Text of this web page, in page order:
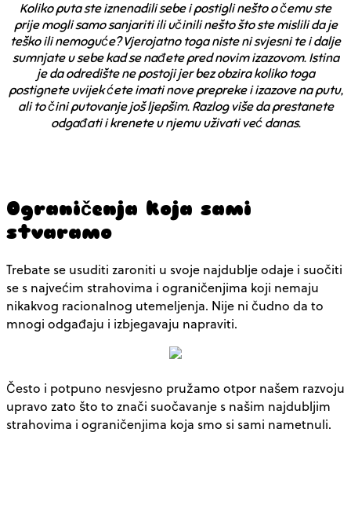
Koliko puta ste iznenadili sebe i postigli nešto o čemu ste
prije mogli samo sanjariti ili učinili nešto što ste mislili da je
teško ili nemoguće? Vjerojatno toga niste ni svjesni te i dalje
sumnjate u sebe kad se nađete pred novim izazovom. Istina
je da odredište ne postoji jer bez obzira koliko toga
postignete uvijek ćete imati nove prepreke i izazove na putu,
ali to čini putovanje još ljepšim. Razlog više da prestanete
odgađati i krenete u njemu uživati već danas.
Ograničenja koja sami
stvaramo
Trebate se usuditi zaroniti u svoje najdublje odaje i suočiti
se s najvećim strahovima i ograničenjima koji nemaju
nikakvog racionalnog utemeljenja. Nije ni čudno da to
mnogi odgađaju i izbjegavaju napraviti.
Često i potpuno nesvjesno pružamo otpor našem razvoju
upravo zato što to znači suočavanje s našim najdubljim
strahovima i ograničenjima koja smo si sami nametnuli.